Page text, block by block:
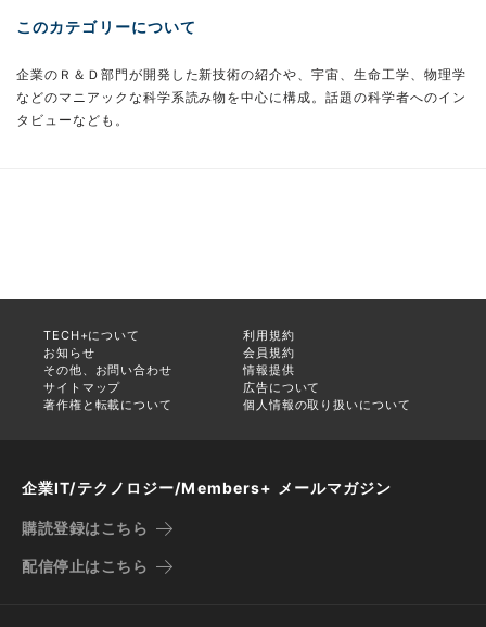
このカテゴリーについて
企業のＲ＆Ｄ部門が開発した新技術の紹介や、宇宙、生命工学、物理学
などのマニアックな科学系読み物を中心に構成。話題の科学者へのイン
タビューなども。
TECH+について
利用規約
お知らせ
会員規約
その他、お問い合わせ
情報提供
サイトマップ
広告について
著作権と転載について
個人情報の取り扱いについて
企業IT/テクノロジー/Members+ メールマガジン
購読登録はこちら
配信停止はこちら